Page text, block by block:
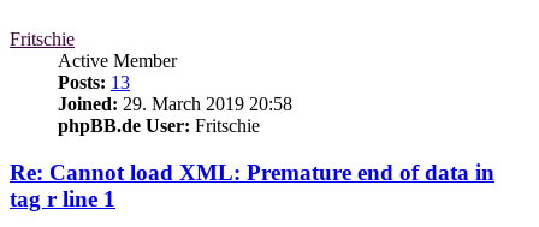
Fritschie
Active Member
Posts: 13
Joined: 29. March 2019 20:58
phpBB.de User: Fritschie
Re: Cannot load XML: Premature end of data in
tag r line 1